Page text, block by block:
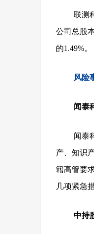
联测
公司总股
的1.49%。
风险
闻泰
闻泰
产、知识
籍高管要
几项紧急
中持